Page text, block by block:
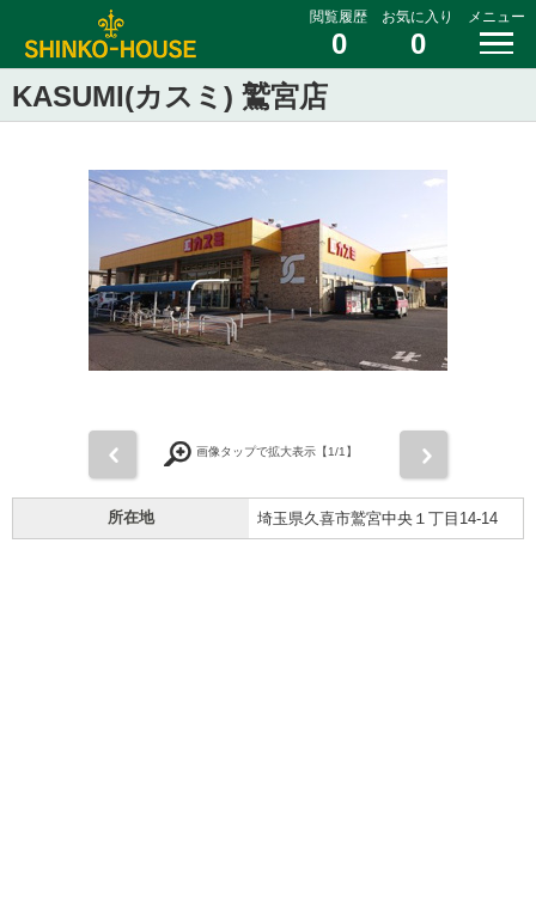
閲覧履歴
0
お気に入り
0
メニュー
KASUMI(カスミ) 鷲宮店
画像タップで拡大表示【1/1】
所在地 埼玉県久喜市鷲宮中央１丁目14-14